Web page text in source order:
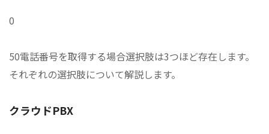
0
50電話番号を取得する場合選択肢は3つほど存在します。
それぞれの選択肢について解説します。
クラウドPBX